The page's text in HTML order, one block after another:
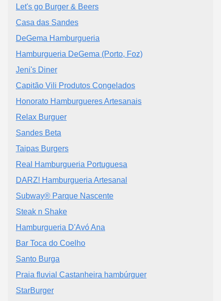
Let's go Burger & Beers
Casa das Sandes
DeGema Hamburgueria
Hamburgueria DeGema (Porto, Foz)
Jeni's Diner
Capitão Vili Produtos Congelados
Honorato Hamburgueres Artesanais
Relax Burguer
Sandes Beta
Taipas Burgers
Real Hamburgueria Portuguesa
DARZ! Hamburgueria Artesanal
Subway® Parque Nascente
Steak n Shake
Hamburgueria D'Avó Ana
Bar Toca do Coelho
Santo Burga
Praia fluvial Castanheira hambúrguer
StarBurger